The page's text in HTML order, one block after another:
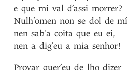
e que mi val d’assi morrer?
Nulh’omen non se dol de mí
nen sab’a coita que eu ei,
nen a dig’eu a mia senhor!
Provar quer’eu de lho dizer